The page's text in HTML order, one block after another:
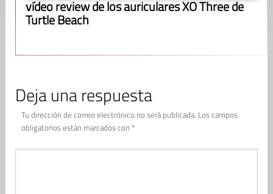
vídeo review de los auriculares XO Three de
Turtle Beach
Deja una respuesta
Tu dirección de correo electrónico no será publicada. Los campos
obligatorios están marcados con *